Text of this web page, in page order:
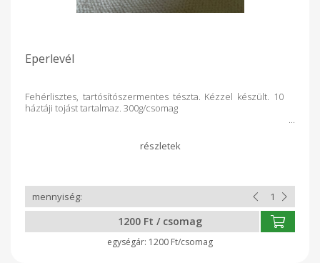
Eperlevél
Fehérlisztes, tartósítószermentes tészta. Kézzel készült. 10
háztáji tojást tartalmaz. 300g/csomag
1200 Ft / csomag
1200 Ft/csomag